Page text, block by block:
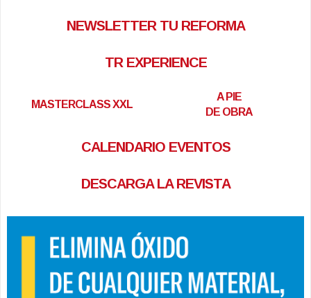
NEWSLETTER TU REFORMA
TR EXPERIENCE
MASTERCLASS XXL
A PIE
DE OBRA
CALENDARIO EVENTOS
DESCARGA LA REVISTA